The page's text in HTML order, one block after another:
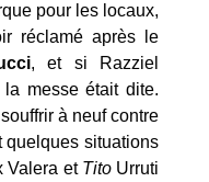
pour les locaux,
réclamé après le
, et si Razziel
messe était dite.
à neuf contre
quelques situations
Valera et TitoUrruti